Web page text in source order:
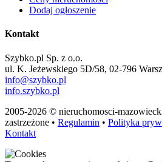
Dodaj ogłoszenie
Kontakt
Szybko.pl Sp. z o.o.
ul. K. Jeżewskiego 5D/58, 02-796
info@szybko.pl
info.szybko.pl
2005-2026 © nieruchomosci-
zastrzeżone • Regulamin • Polityka
Kontakt